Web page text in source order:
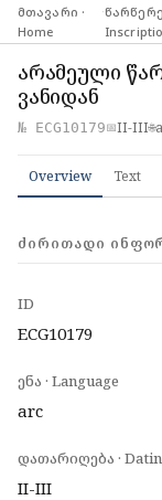
მთავარი ·
Home
·
არამეული
ვანიდან
№ ECG10179📅II-III🌐
Overview Text
ᲫᲘᲠᲘᲗᲐᲓᲘ
ID
ECG10179
ენა · Language
arc
დათარიღება ·
II-III